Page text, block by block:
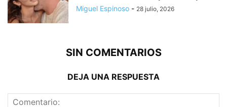
Miguel Espinoso - 28 julio, 2026
SIN COMENTARIOS
DEJA UNA RESPUESTA